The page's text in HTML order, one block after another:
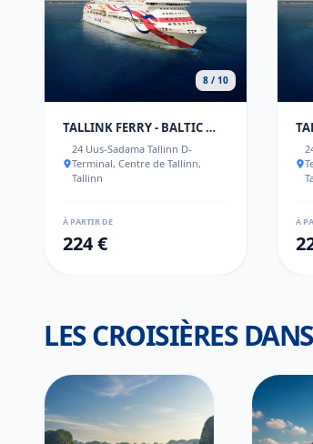
8 / 10
TALLINK FERRY - BALTIC QUEEN TALLINN TO STOCKHOLM
24 Uus-Sadama Tallinn D-
Terminal, Centre de Tallinn,
Tallinn
À PARTIR DE
224 €
À
LES CROISIÈRES